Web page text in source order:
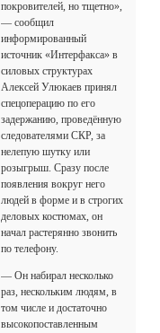
покровителей, но тщетно»,
— сообщил
информированный
источник «Интерфакса» в
силовых структурах
Алексей Улюкаев принял
спецоперацию по его
задержанию, проведённую
следователями СКР, за
нелепую шутку или
розыгрыш. Сразу после
появления вокруг него
людей в форме и в строгих
деловых костюмах, он
начал растерянно звонить
по телефону.
— Он набирал несколько
раз, нескольким людям, в
том числе и достаточно
высокопоставленным